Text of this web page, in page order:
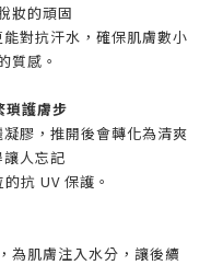
妝的頑固
對抗汗水，確保肌膚數小
質感。
瑣護膚步
膠，推開後會轉化為清爽
人忘記
抗 UV 保護。
為肌膚注入水分，讓後續